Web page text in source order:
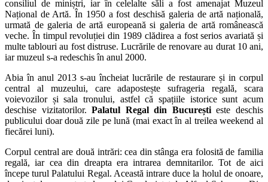
consiliul de miniștri, iar în celelalte săli a fost amenajat Muzeul
Național de Artă. În 1950 a fost deschisă galeria de artă națională,
urmată de galeria de artă europeană si galeria de artă românească
veche. În timpul revoluției din 1989 clădirea a fost serios avariată și
multe tablouri au fost distruse. Lucrările de renovare au durat 10 ani,
iar muzeul s-a redeschis în anul 2000.
Abia în anul 2013 s-au încheiat lucrările de restaurare și in corpul
central al muzeului, care adapostește sufrageria regală, scara
voievozilor și sala tronului, astfel că spațiile istorice sunt acum
deschise vizitatorilor.Palatul Regal din Bucureștieste deschis
publicului doar două zile pe lună (mai exact în al treilea weekend al
fiecărei luni).
Corpul central are două intrări: cea din stânga era folosită de familia
regală, iar cea din dreapta era intrarea demnitarilor. Tot de aici
începe turul Palatului Regal. Această intrare duce la holul de onoare,